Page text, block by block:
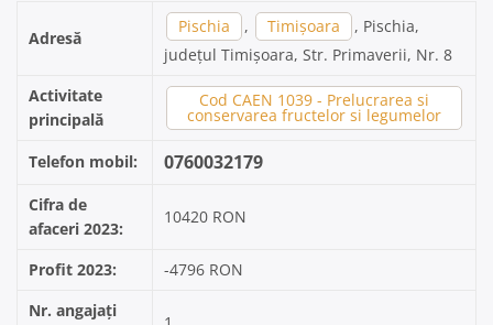
Adresă
Pischia , Timișoara
, Pischia,
județul Timișoara, Str. Primaverii, Nr. 8
Activitate
principală
Cod CAEN 1039 - Prelucrarea si
conservarea fructelor si legumelor
Telefon mobil: 0760032179
Cifra de
afaceri 2023:
10420 RON
Profit 2023:
-4796 RON
Nr. angajați